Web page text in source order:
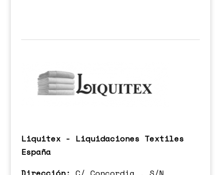
Liquitex - Liquidaciones Textiles
España